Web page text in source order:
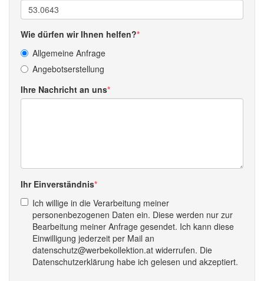
Wie dürfen wir Ihnen helfen?
Allgemeine Anfrage
Angebotserstellung
Ihre Nachricht an uns
Ihr Einverständnis
Ich willige in die Verarbeitung meiner
personenbezogenen Daten ein. Diese werden nur zur
Bearbeitung meiner Anfrage gesendet. Ich kann diese
Einwilligung jederzeit per Mail an
datenschutz@werbekollektion.at widerrufen. Die
Datenschutzerklärung habe ich gelesen und akzeptiert.